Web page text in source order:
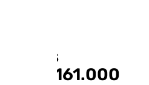
sus
de 161.000